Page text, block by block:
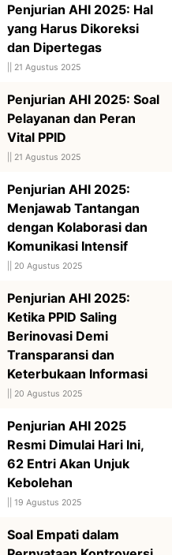
Penjurian AHI 2025: Hal
yang Harus Dikoreksi
dan Dipertegas
21 Agustus 2025
Penjurian AHI 2025: Soal
Pelayanan dan Peran
Vital PPID
21 Agustus 2025
Penjurian AHI 2025:
Menjawab Tantangan
dengan Kolaborasi dan
Komunikasi Intensif
20 Agustus 2025
Penjurian AHI 2025:
Ketika PPID Saling
Berinovasi Demi
Transparansi dan
Keterbukaan Informasi
20 Agustus 2025
Penjurian AHI 2025
Resmi Dimulai Hari Ini,
62 Entri Akan Unjuk
Kebolehan
19 Agustus 2025
Soal Empati dalam